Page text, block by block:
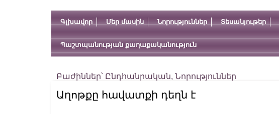
Գլխավոր Մեր մասին Նորություններ Տեսանյութեր
Պաշտպանության քաղաքականություն
Բաժիններ՝ Ընդհանրական, Նորություններ
Աղոթքը հավատքի դեղն է